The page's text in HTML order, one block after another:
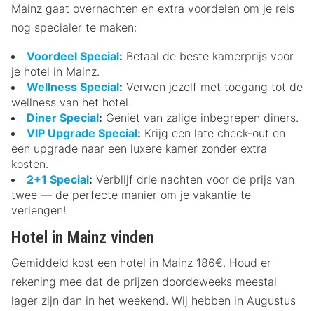
Mainz gaat overnachten en extra voordelen om je reis
nog specialer te maken:
Voordeel Special: Betaal de beste kamerprijs voor
je hotel in Mainz.
Wellness Special: Verwen jezelf met toegang tot de
wellness van het hotel.
Diner Special: Geniet van zalige inbegrepen diners.
VIP Upgrade Special: Krijg een late check-out en
een upgrade naar een luxere kamer zonder extra
kosten.
2+1 Special: Verblijf drie nachten voor de prijs van
twee — de perfecte manier om je vakantie te
verlengen!
Hotel in Mainz vinden
Gemiddeld kost een hotel in Mainz 186€. Houd er
rekening mee dat de prijzen doordeweeks meestal
lager zijn dan in het weekend. Wij hebben in Augustus